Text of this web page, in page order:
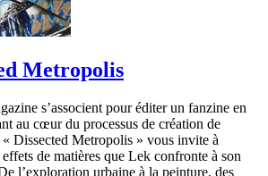
Metropolis
s’associent pour éditer un fanzine en
au cœur du processus de création de
« Dissected Metropolis » vous invite à
de matières que Lek confronte à son
l’exploration urbaine à la peinture, des